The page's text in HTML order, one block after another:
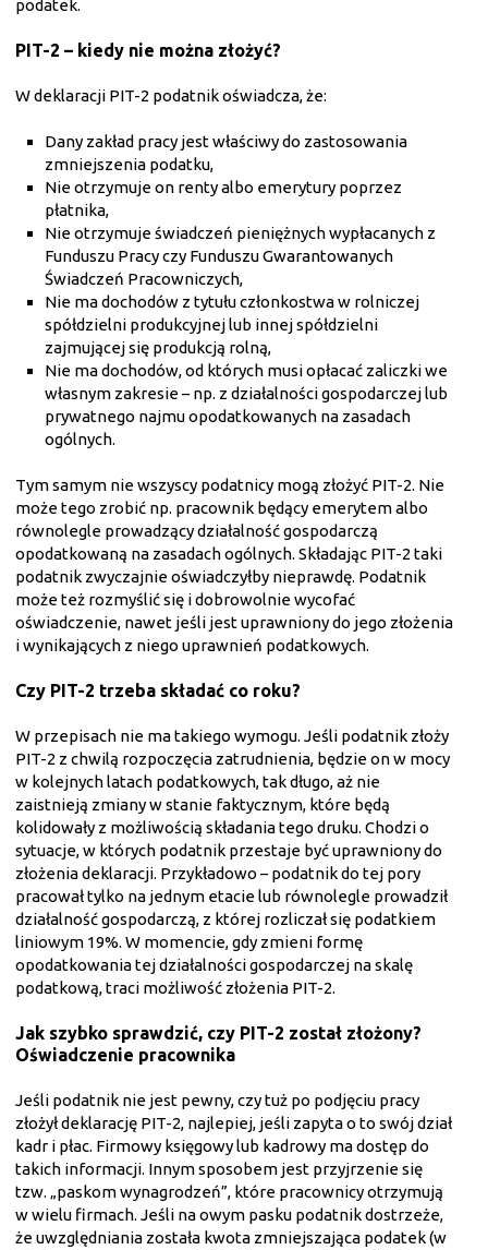
podatek.
PIT-2 – kiedy nie można złożyć?
W deklaracji PIT-2 podatnik oświadcza, że:
Dany zakład pracy jest właściwy do zastosowania
zmniejszenia podatku,
Nie otrzymuje on renty albo emerytury poprzez
płatnika,
Nie otrzymuje świadczeń pieniężnych wypłacanych z
Funduszu Pracy czy Funduszu Gwarantowanych
Świadczeń Pracowniczych,
Nie ma dochodów z tytułu członkostwa w rolniczej
spółdzielni produkcyjnej lub innej spółdzielni
zajmującej się produkcją rolną,
Nie ma dochodów, od których musi opłacać zaliczki we
własnym zakresie – np. z działalności gospodarczej lub
prywatnego najmu opodatkowanych na zasadach
ogólnych.
Tym samym nie wszyscy podatnicy mogą złożyć PIT-2. Nie
może tego zrobić np. pracownik będący emerytem albo
równolegle prowadzący działalność gospodarczą
opodatkowaną na zasadach ogólnych. Składając PIT-2 taki
podatnik zwyczajnie oświadczyłby nieprawdę. Podatnik
może też rozmyślić się i dobrowolnie wycofać
oświadczenie, nawet jeśli jest uprawniony do jego złożenia
i wynikających z niego uprawnień podatkowych.
Czy PIT-2 trzeba składać co roku?
W przepisach nie ma takiego wymogu. Jeśli podatnik złoży
PIT-2 z chwilą rozpoczęcia zatrudnienia, będzie on w mocy
w kolejnych latach podatkowych, tak długo, aż nie
zaistnieją zmiany w stanie faktycznym, które będą
kolidowały z możliwością składania tego druku. Chodzi o
sytuacje, w których podatnik przestaje być uprawniony do
złożenia deklaracji. Przykładowo – podatnik do tej pory
pracował tylko na jednym etacie lub równolegle prowadził
działalność gospodarczą, z której rozliczał się podatkiem
liniowym 19%. W momencie, gdy zmieni formę
opodatkowania tej działalności gospodarczej na skalę
podatkową, traci możliwość złożenia PIT-2.
Jak szybko sprawdzić, czy PIT-2 został złożony?
Oświadczenie pracownika
Jeśli podatnik nie jest pewny, czy tuż po podjęciu pracy
złożył deklarację PIT-2, najlepiej, jeśli zapyta o to swój dział
kadr i płac. Firmowy księgowy lub kadrowy ma dostęp do
takich informacji. Innym sposobem jest przyjrzenie się
tzw. „paskom wynagrodzeń”, które pracownicy otrzymują
w wielu firmach. Jeśli na owym pasku podatnik dostrzeże,
że uwzględniania została kwota zmniejszająca podatek (w